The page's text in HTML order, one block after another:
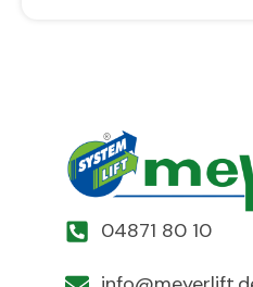
04871 80 10